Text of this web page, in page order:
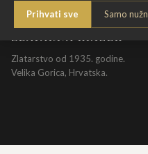
Prihvati sve
Samo
Zlatarstvo od 1935. godine.
Velika Gorica, Hrvatska.